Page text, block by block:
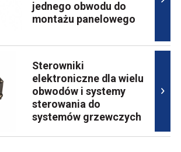
jednego obwodu do
montażu panelowego
Sterowniki
elektroniczne dla wielu
obwodów i systemy
sterowania do
systemów grzewczych